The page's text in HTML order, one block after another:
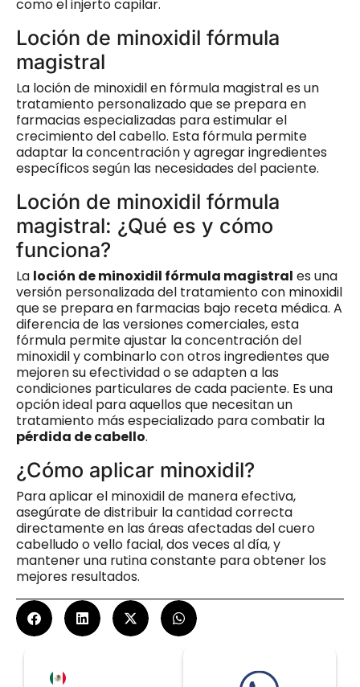
como el injerto capilar.
Loción de minoxidil fórmula
magistral
La loción de minoxidil en fórmula magistral es un
tratamiento personalizado que se prepara en
farmacias especializadas para estimular el
crecimiento del cabello. Esta fórmula permite
adaptar la concentración y agregar ingredientes
específicos según las necesidades del paciente.
Loción de minoxidil fórmula
magistral: ¿Qué es y cómo
funciona?
La loción de minoxidil fórmula magistral es una
versión personalizada del tratamiento con minoxidil
que se prepara en farmacias bajo receta médica. A
diferencia de las versiones comerciales, esta
fórmula permite ajustar la concentración del
minoxidil y combinarlo con otros ingredientes que
mejoren su efectividad o se adapten a las
condiciones particulares de cada paciente. Es una
opción ideal para aquellos que necesitan un
tratamiento más especializado para combatir la
pérdida de cabello.
¿Cómo aplicar minoxidil?
Para aplicar el minoxidil de manera efectiva,
asegúrate de distribuir la cantidad correcta
directamente en las áreas afectadas del cuero
cabelludo o vello facial, dos veces al día, y
mantener una rutina constante para obtener los
mejores resultados.